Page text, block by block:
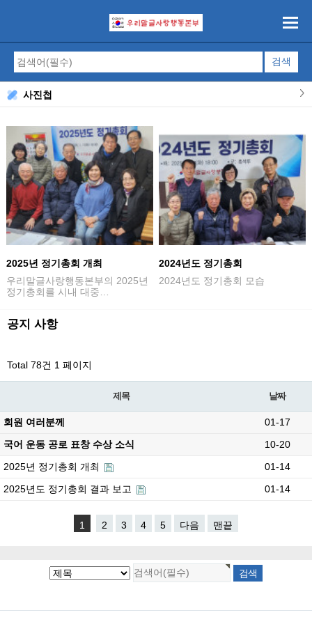
사진첩
2025년 정기총회 개최
우리말글사랑행동본부의 2025년
정기총회를 시내 대중…
2024년도 정기총회
2024년도 정기총회 모습
공지 사항
Total 78건 1 페이지
제목 날짜
회원 여러분께
01-17
국어 운동 공로 표창 수상 소식
10-20
2025년 정기총회 개최
01-14
2025년도 정기총회 결과 보고
01-14
1 2 3 4 5 다음 맨끝